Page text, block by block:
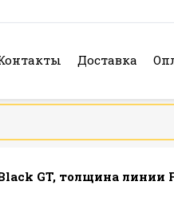
Доставка
GT, толщина линии